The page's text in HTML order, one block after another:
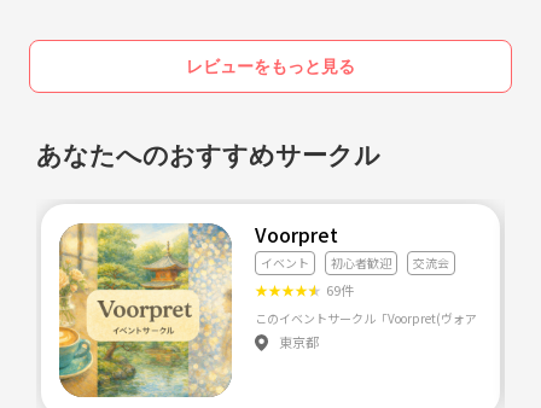
レビューをもっと見る
あなたへのおすすめサークル
Voorpret
イベント 初心者歓迎 交流会
★★★★★ 69件
東京都